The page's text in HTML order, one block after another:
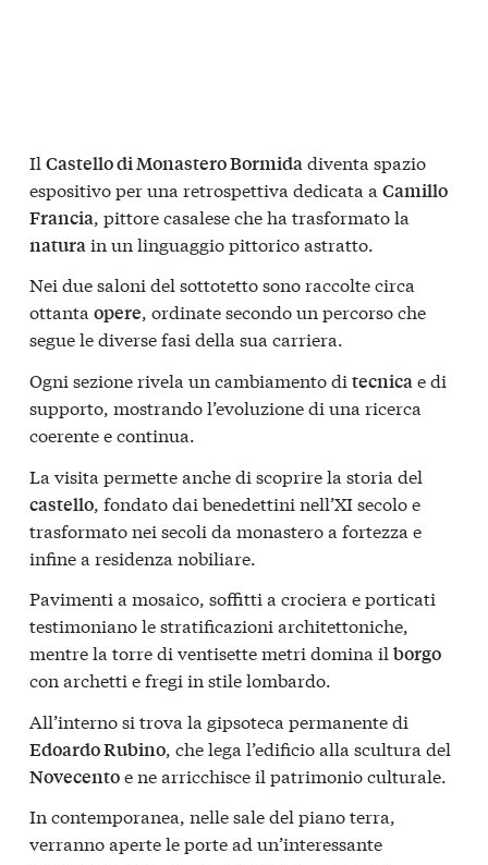
Il Castello di Monastero Bormidadiventa spazio
espositivo per una retrospettiva dedicata a Camillo
Francia, pittore casalese che ha trasformato la
naturain un linguaggio pittorico astratto.
Nei due saloni del sottotetto sono raccolte circa
ottanta opere, ordinate secondo un percorso che
segue le diverse fasi della sua carriera.
Ogni sezione rivela un cambiamento di tecnicae di
supporto, mostrando l’evoluzione di una ricerca
coerente e continua.
La visita permette anche di scoprire la storia del
castello, fondato dai benedettini nell’XI secolo e
trasformato nei secoli da monastero a fortezza e
infine a residenza nobiliare.
Pavimenti a mosaico, soffitti a crociera e porticati
testimoniano le stratificazioni architettoniche,
mentre la torre di ventisette metri domina il borgo
con archetti e fregi in stile lombardo.
All’interno si trova la gipsoteca permanente di
Edoardo Rubino, che lega l’edificio alla scultura del
Novecentoe ne arricchisce il patrimonio culturale.
In contemporanea, nelle sale del piano terra,
verranno aperte le porte ad un’interessante